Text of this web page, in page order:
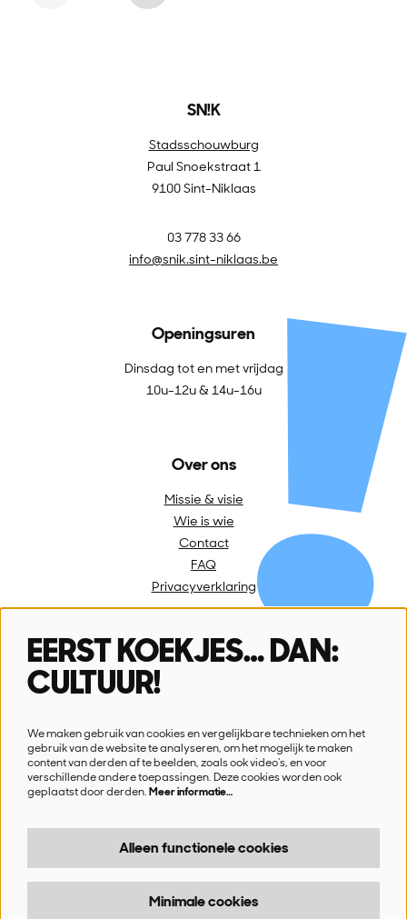
SN!K
Stadsschouwburg
Paul Snoekstraat 1
9100 Sint-Niklaas
03 778 33 66
info@snik.sint-niklaas.be
Openingsuren
Dinsdag tot en met vrijdag
10u-12u & 14u-16u
Over ons
Missie & visie
Wie is wie
Contact
FAQ
Privacyverklaring
Volg ons
Schrijf je in voor onze nieuwsbrief
Ik wil nieuws!
EERST KOEKJES… DAN:
CULTUUR!
We maken gebruik van cookies en vergelijkbare technieken om het
gebruik van de website te analyseren, om het mogelijk te maken
content van derden af te beelden, zoals ook video’s, en voor
verschillende andere toepassingen. Deze cookies worden ook
geplaatst door derden.Meer informatie…
Alleen functionele cookies
Minimale cookies